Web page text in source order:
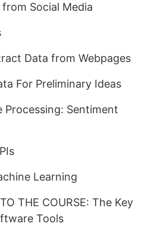
Social Media
Data from Webpages
For Preliminary Ideas
Processing: Sentiment
Learning
THE COURSE: The Key
Tools